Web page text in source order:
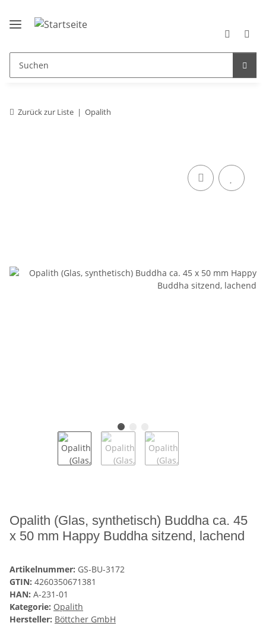
Zurück zur Liste Opalith
Opalith (Glas, synthetisch) Buddha ca. 45
x 50 mm Happy Buddha sitzend, lachend
Artikelnummer: GS-BU-3172
GTIN: 4260350671381
HAN: A-231-01
Kategorie: Opalith
Hersteller: Böttcher GmbH